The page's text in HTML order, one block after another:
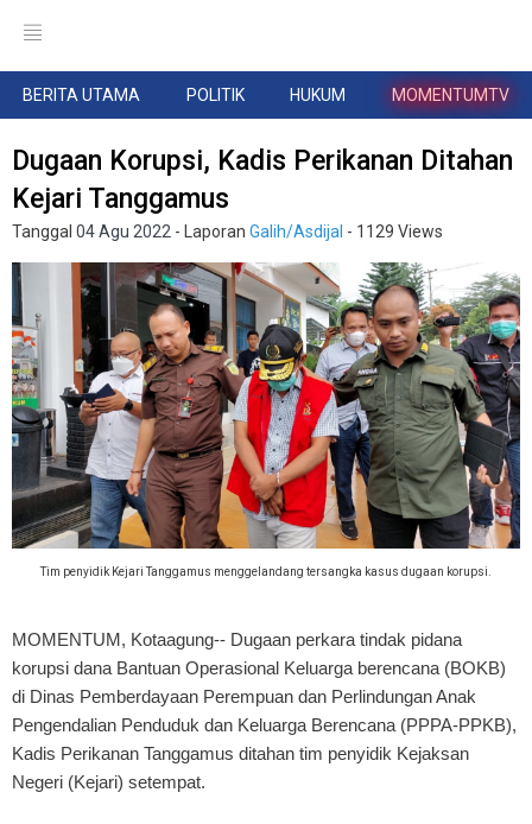
BERITA UTAMA POLITIK HUKUM MOMENTUMTV
Dugaan Korupsi, Kadis Perikanan Ditahan
Kejari Tanggamus
Tanggal 04 Agu 2022 - Laporan Galih/Asdijal - 1129 Views
Tim penyidik Kejari Tanggamus menggelandang tersangka kasus dugaan korupsi.
MOMENTUM, Kotaagung-- Dugaan perkara tindak pidana
korupsi dana Bantuan Operasional Keluarga berencana (BOKB)
di Dinas Pemberdayaan Perempuan dan Perlindungan Anak
Pengendalian Penduduk dan Keluarga Berencana (PPPA-PPKB),
Kadis Perikanan Tanggamus ditahan tim penyidik Kejaksan
Negeri (Kejari) setempat.